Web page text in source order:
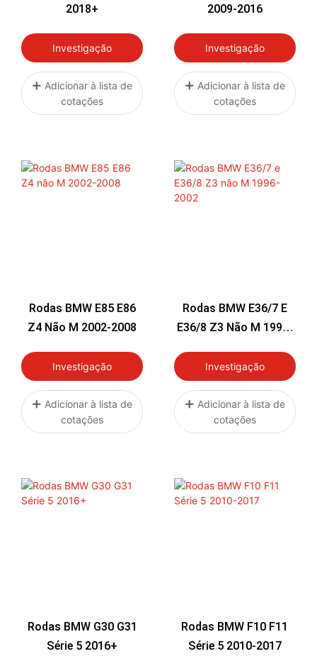
2018+
Investigação
Adicionar à lista de
cotações
2009-2016
Investigação
Adicionar à lista de
cotações
Rodas BMW E85 E86
Z4 Não M 2002-2008
Investigação
Adicionar à lista de
cotações
Rodas BMW E36/7 E
E36/8 Z3 Não M 1996-
Investigação
Adicionar à lista de
cotações
Rodas BMW G30 G31
Série 5 2016+
Rodas BMW F10 F11
Série 5 2010-2017